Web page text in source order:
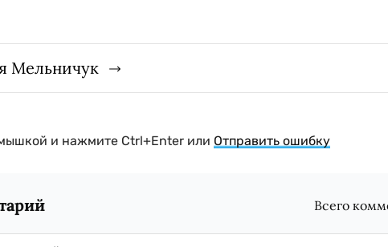
Мельничук
и нажмите Ctrl+Enter или Отправить ошибку
Всего